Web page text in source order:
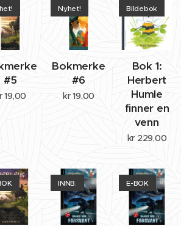
#5
19,00
Bokmerke
#6
Nyhet!
kr19,00
Bok 1:
Herbert
Humle
finner en
venn
Bildebok
kr 229,00
INNB. E-BOK